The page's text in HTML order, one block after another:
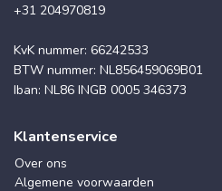
+31 204970819
KvK nummer: 66242533
BTW nummer: NL856459069B01
Iban: NL86 INGB 0005 346373
Klantenservice
Over ons
Algemene voorwaarden